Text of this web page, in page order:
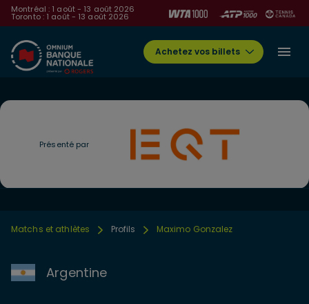
Montréal : 1 août - 13 août 2026
Toronto : 1 août - 13 août 2026
Achetez vos billets
Présenté par
Matchs et athlètes Profils Maximo Gonzalez
Argentine